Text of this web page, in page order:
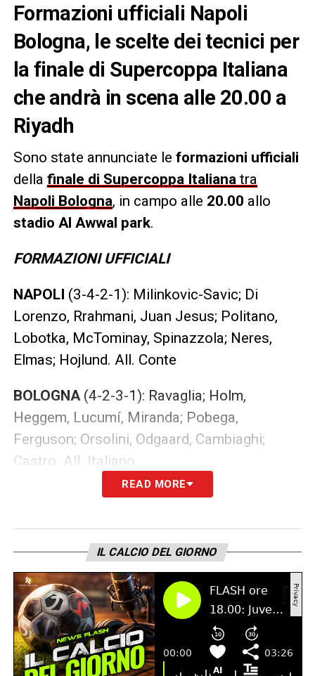
Formazioni ufficiali Napoli
Bologna, le scelte dei tecnici per
la finale di Supercoppa Italiana
che andrà in scena alle 20.00 a
Riyadh
Sono state annunciate le formazioni ufficiali
della finale di Supercoppa Italiana tra
Napoli Bologna, in campo alle 20.00 allo
stadio Al Awwal park.
FORMAZIONI UFFICIALI
NAPOLI (3-4-2-1): Milinkovic-Savic; Di
Lorenzo, Rrahmani, Juan Jesus; Politano,
Lobotka, McTominay, Spinazzola; Neres,
Elmas; Hojlund. All. Conte
BOLOGNA(4-2-3-1): Ravaglia; Holm,
Heggem, Lucumí, Miranda; Pobega,
Ferguson; Orsolini, Odgaard, Cambiaghi;
Castro. All. Italiano
READ MORE
IL CALCIO DEL GIORNO